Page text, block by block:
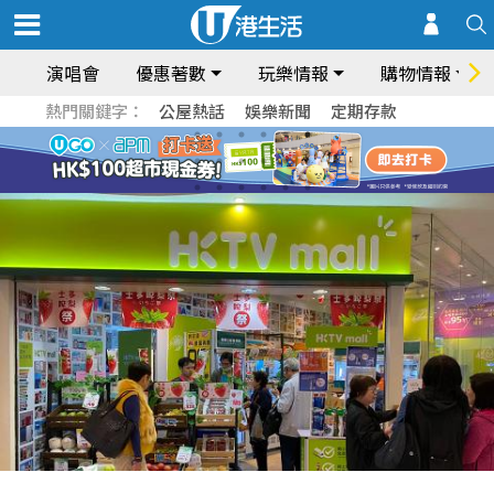
演唱會 優惠著數 玩樂情報 購物情報
熱門關鍵字： 公屋熱話 娛樂新聞 定期存款